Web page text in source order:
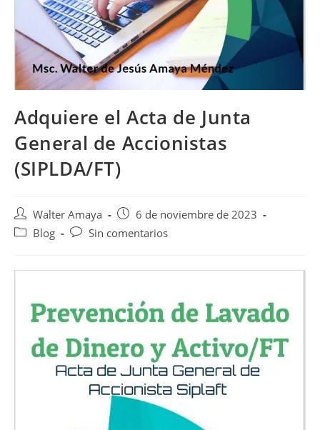
Adquiere el Acta de Junta
General de Accionistas
(SIPLDA/FT)
Walter Amaya
6 de noviembre de 2023
Blog
Sin comentarios